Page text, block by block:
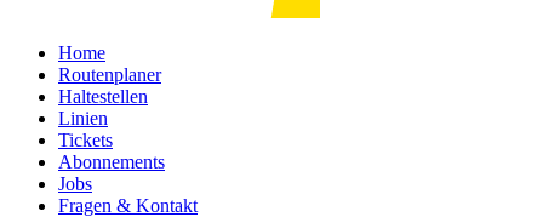
Home
Routenplaner
Haltestellen
Linien
Tickets
Abonnements
Jobs
Fragen & Kontakt